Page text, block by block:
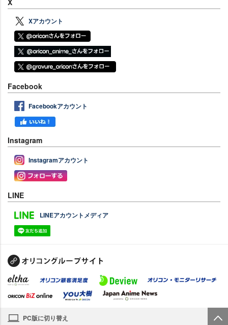
X
Xアカウント
Facebook
Facebookアカウント
Instagram
Instagramアカウント
LINE
LINEアカウントメディア
PC版に切り替え